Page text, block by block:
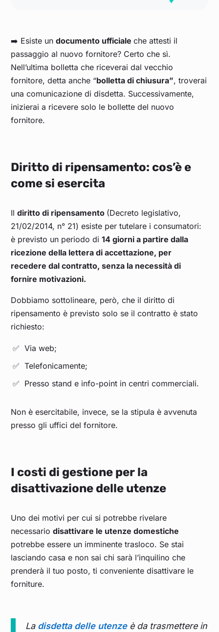
➡️ Esiste undocumento ufficialeche attesti il
passaggio al nuovo fornitore? Certo che sì.
Nell’ultima bolletta che riceverai dal vecchio
fornitore, detta anche “bolletta di chiusura”, troverai
una comunicazione di disdetta. Successivamente,
inizierai a ricevere solo le bollette del nuovo
fornitore.
Diritto di ripensamento: cos’è e
come si esercita
Ildiritto di ripensamento (Decreto legislativo,
21/02/2014, n° 21) esiste per tutelare i consumatori:
è previsto un periodo di14 giorni a partire dalla
ricezione della lettera di accettazione, per
recedere dal contratto, senza la necessità di
fornire motivazioni.
Dobbiamo sottolineare, però, che il diritto di
ripensamento è previsto solo se il contratto è stato
richiesto:
Via web;
Telefonicamente;
Presso stand e info-point in centri commerciali.
Non è esercitabile, invece, se la stipula è avvenuta
presso gli uffici del fornitore.
I costi di gestione per la
disattivazione delle utenze
Uno dei motivi per cui si potrebbe rivelare
necessariodisattivare le utenze domestiche
potrebbe essere un imminente trasloco. Se stai
lasciando casa e non sai chi sarà l’inquilino che
prenderà il tuo posto, ti conveniente disattivare le
forniture.
La disdetta delle utenzeè da trasmettere in